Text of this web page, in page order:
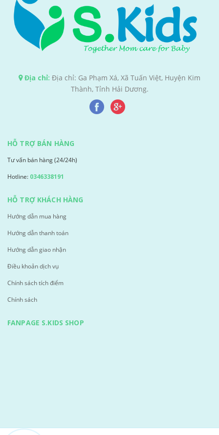
Địa chỉ: Địa chỉ: Ga Phạm Xá, Xã Tuấn Việt, Huyện Kim
Thành, Tỉnh Hải Dương.
HỖ TRỢ BÁN HÀNG
Tư vấn bán hàng (24/24h)
Hotline: 0346338191
HỖ TRỢ KHÁCH HÀNG
Hướng dẫn mua hàng
Hướng dẫn thanh toán
Hướng dẫn giao nhận
Điều khoản dịch vụ
Chính sách tích điểm
Chính sách
FANPAGE S.KIDS SHOP